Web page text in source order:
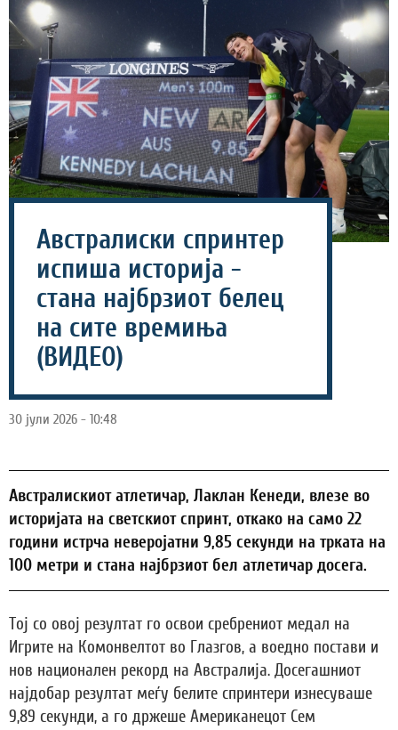
Австралиски спринтер
испиша историја -
стана најбрзиот белец
на сите времиња
(ВИДЕО)
30 јули 2026 - 10:48
Австралискиот атлетичар, Лаклан Кенеди, влезе во
историјата на светскиот спринт, откако на само 22
години истрча неверојатни 9,85 секунди на трката на
100 метри и стана најбрзиот бел атлетичар досега.
Тој со овој резултат го освои сребрениот медал на
Игрите на Комонвелтот во Глазгов, а воедно постави и
нов национален рекорд на Австралија. Досегашниот
најдобар резултат меѓу белите спринтери изнесуваше
9,89 секунди, а го држеше Американецот Сем